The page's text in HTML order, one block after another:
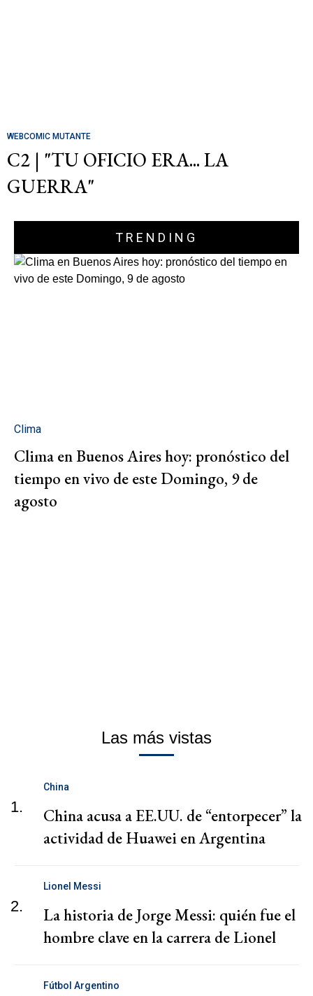
WEBCOMIC MUTANTE
C2 | "TU OFICIO ERA... LA
GUERRA"
TRENDING
Clima
Clima en Buenos Aires hoy: pronóstico del
tiempo en vivo de este Domingo, 9 de
agosto
Las más vistas
1.
China
China acusa a EE.UU. de “entorpecer” la
actividad de Huawei en Argentina
2.
Lionel Messi
La historia de Jorge Messi: quién fue el
hombre clave en la carrera de Lionel
Fútbol Argentino